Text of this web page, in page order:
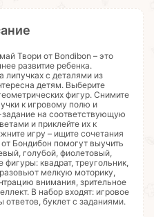
Твори от Bondibon – это
развитие ребенка.
липучках с деталями из
детям. Выберите
фигур. Снимите
к игровому полю и
на соответствующую
и приклейте их к
игру – ищите сочетания
Бондибон помогут выучить
голубой, фиолетовый,
квадрат, треугольник,
мелкую моторику,
внимания, зрительное
В набор входят: игровое
ответов, буклет с заданиями.